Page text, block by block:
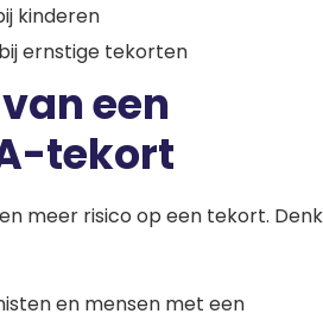
kinderen
ernstige tekorten
een
tekort
meer risico op een tekort. Denk
en mensen met een